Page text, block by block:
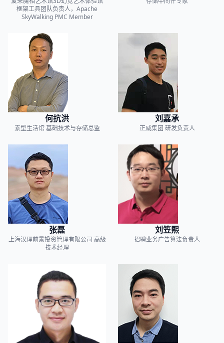
框架工具团队负责人，Apache
SkyWalking PMC Member
何抗洪
素型生活馆 基础技术与存储总监
刘嘉承
正威集团 研发负责人
张磊
上海汉理前景投资管理有限公司 高级
技术经理
刘笠熙
招聘业务广告算法负责人